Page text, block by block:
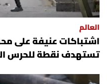
العالم
اشتباكات عنيفة على
تستهدف نقطة للحرس